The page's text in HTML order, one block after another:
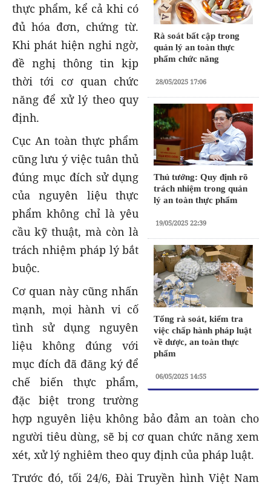
Rà soát bất cập trong
quản lý an toàn thực
phẩm chức năng
28/05/2025 17:06
Thủ tướng: Quy định rõ
trách nhiệm trong quản
lý an toàn thực phẩm
19/05/2025 22:39
Tổng rà soát, kiểm tra
việc chấp hành pháp luật
về dược, an toàn thực
phẩm
06/05/2025 14:55
thực phẩm, kể cả khi có
đủ hóa đơn, chứng từ.
Khi phát hiện nghi ngờ,
đề nghị thông tin kịp
thời tới cơ quan chức
năng để xử lý theo quy
định.
Cục An toàn thực phẩm
cũng lưu ý việc tuân thủ
đúng mục đích sử dụng
của nguyên liệu thực
phẩm không chỉ là yêu
cầu kỹ thuật, mà còn là
trách nhiệm pháp lý bắt
buộc.
Cơ quan này cũng nhấn
mạnh, mọi hành vi cố
tình sử dụng nguyên
liệu không đúng với
mục đích đã đăng ký để
chế biến thực phẩm,
đặc biệt trong trường
hợp nguyên liệu không bảo đảm an toàn cho
người tiêu dùng, sẽ bị cơ quan chức năng xem
xét, xử lý nghiêm theo quy định của pháp luật.
Trước đó, tối 24/6, Đài Truyền hình Việt Nam